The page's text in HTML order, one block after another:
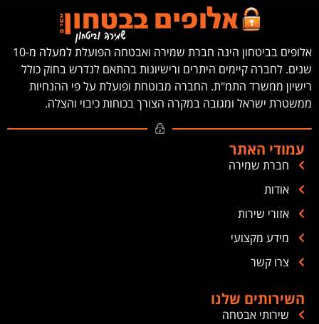
אלופים בביטחון הינה חברת שמירה ואבטחה הפועלת למעלה מ-10
שנים. לחברה קיימים היתרים ורישיונות בהתאם לנדרש בחוק כולל
רישיון ממשרד התמ"ת. החברה מבוטחת ופועלת על פי ההנחיות
ממשטרת ישראל ומגובה במקרה הצורך בכוחות כיבוי והצלה.
עמודי האתר
חברת שמירה
אודות
אזורי שירות
מידע מקצועי
צרו קשר
השירותים שלנו
שירותי אבטחה